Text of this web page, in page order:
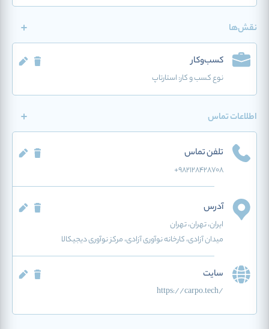
نقش‌ها
کسب‌وکار
نوع کسب و کار:استارتاپ
اطلاعات تماس
تلفن تماس
+982128428708
آدرس
ایران، تهران، تهران
میدان آزادی، کارخانه نوآوری آزادی، مرکز نوآوری دیجیکالا
سایت
https://carpo.tech/